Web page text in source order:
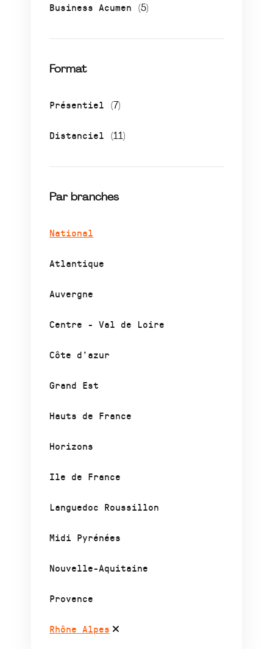
Business Acumen (5)
Format
Présentiel (7)
Distanciel (11)
Par branches
National
Atlantique
Auvergne
Centre - Val de Loire
Côte d’azur
Grand Est
Hauts de France
Horizons
Ile de France
Languedoc Roussillon
Midi Pyrénées
Nouvelle-Aquitaine
Provence
Rhône Alpes